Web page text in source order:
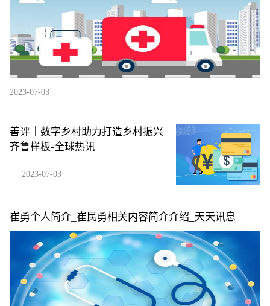
2023-07-03
善评｜数字乡村助力打造乡村振兴
齐鲁样板-全球热讯
2023-07-03
崔勇个人简介_崔民勇相关内容简介介绍_天天讯息